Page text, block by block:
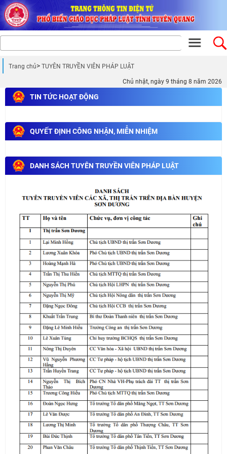
Trang chủ TUYÊN TRUYỀN VIÊN PHÁP LUẬT
Chủ nhật, ngày 9 tháng 8 năm 2026
TIN TỨC HOẠT ĐỘNG
QUYẾT ĐỊNH CÔNG NHẬN, MIỄN NHIỆM
DANH SÁCH TUYÊN TRUYỀN VIÊN PHÁP LUẬT